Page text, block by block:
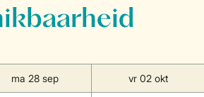
ma 28 sep vr 02 okt